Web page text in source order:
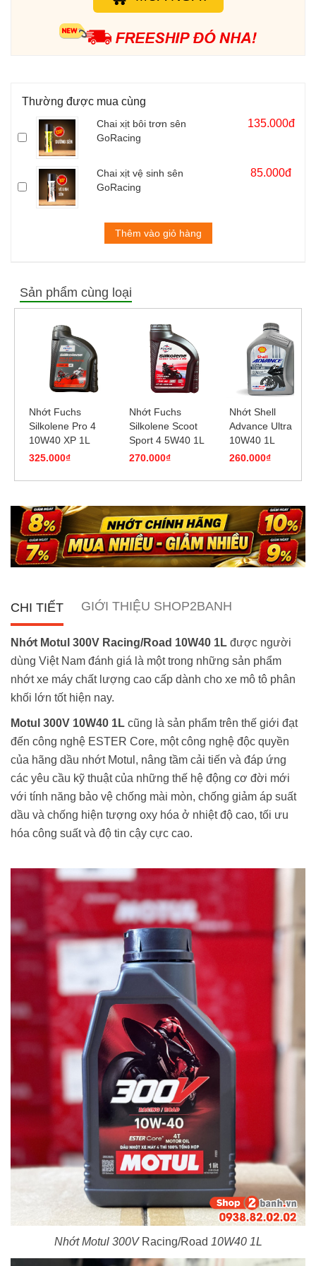
Nhớt Motul 300V 10W40 1L tối ưu hóa công suất động cơ và
bảo vệ động cơ một cách hoàn hảo.
- Dầu nhớt tổng hợp 100% Synthese.
Thường được mua cùng
Chai xịt bôi trơn sên
GoRacing
135.000đ
Chai xịt vệ sinh sên
GoRacing
85.000đ
Thêm vào giỏ hàng
Sản phẩm cùng loại
Nhớt Fuchs
Silkolene Pro 4
10W40 XP 1L
325.000₫
Nhớt Fuchs
Silkolene Scoot
Sport 4 5W40 1L
270.000₫
Nhớt Shell
Advance Ultra
10W40 1L
260.000₫
CHI TIẾT GIỚI THIỆU SHOP2BANH
Nhớt Motul 300V Racing/Road 10W40 1L được người
dùng Việt Nam đánh giá là một trong những sản phẩm
nhớt xe máy chất lượng cao cấp dành cho xe mô tô phân
khối lớn tốt hiện nay.
Motul 300V 10W40 1L cũng là sản phẩm trên thế giới đạt
đến công nghệ ESTER Core, một công nghệ độc quyền
của hãng dầu nhớt Motul, nâng tầm cải tiến và đáp ứng
các yêu cầu kỹ thuật của những thế hệ động cơ đời mới
với tính năng bảo vệ chống mài mòn, chống giảm áp suất
dầu và chống hiện tượng oxy hóa ở nhiệt độ cao, tối ưu
hóa công suất và độ tin cậy cực cao.
Nhớt Motul 300V Racing/Road 10W40 1L